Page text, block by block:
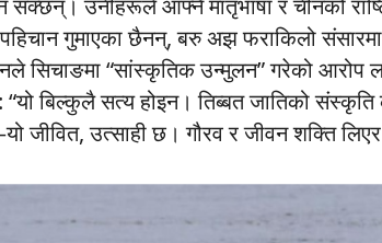
सक्छन्। उनीहरूले आफ्नै मातृभाषा र चीनको
गुमाएका छैनन्, बरु अझ फराकिलो
सिचाङमा “सांस्कृतिक उन्मुलन” गरेको
बिल्कुलै सत्य होइन। तिब्बत जातिको
जीवित, उत्साही छ। गौरव र जीवन शक्ति